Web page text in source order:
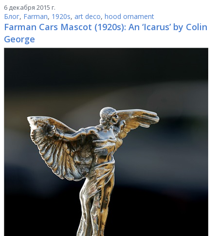
6 декабря 2015 г.
Блог, Farman, 1920s, art deco, hood ornament
Farman Cars Mascot (1920s): An ‘Icarus’ by Colin
George